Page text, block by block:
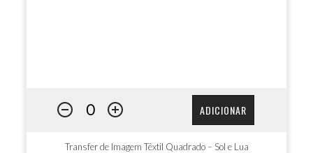
ADICIONAR
Transfer de Imagem Têxtil Quadrado – Sol e Lua